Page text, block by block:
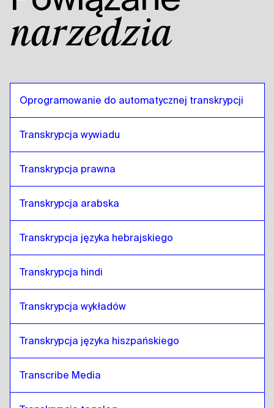
narzędzia
Oprogramowanie do automatycznej transkrypcji
Transkrypcja wywiadu
Transkrypcja prawna
Transkrypcja arabska
Transkrypcja języka hebrajskiego
Transkrypcja hindi
Transkrypcja wykładów
Transkrypcja języka hiszpańskiego
Transcribe Media